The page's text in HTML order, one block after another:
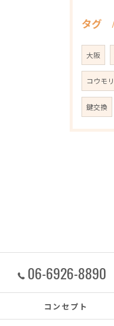
タグ
大阪
コウモリ
鍵交換
06-6926-8890
コンセプト